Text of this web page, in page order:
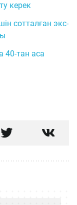
керек
сотталған экс-
40-тан аса